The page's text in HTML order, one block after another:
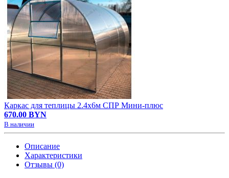
Каркас для теплицы 2.4х6м СПР Мини-плюс
670.00 BYN
В наличии
Описание
Характеристики
Отзывы (0)